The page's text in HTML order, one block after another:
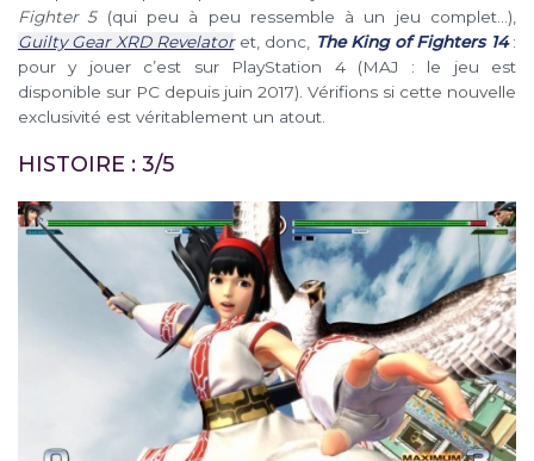
Fighter 5(qui peu à peu ressemble à un jeu complet…),
Guilty Gear XRD Revelatoret, donc, The King of Fighters 14:
pour y jouer c’est sur PlayStation 4 (MAJ : le jeu est
disponible sur PC depuis juin 2017). Vérifions si cette nouvelle
exclusivité est véritablement un atout.
HISTOIRE : 3/5